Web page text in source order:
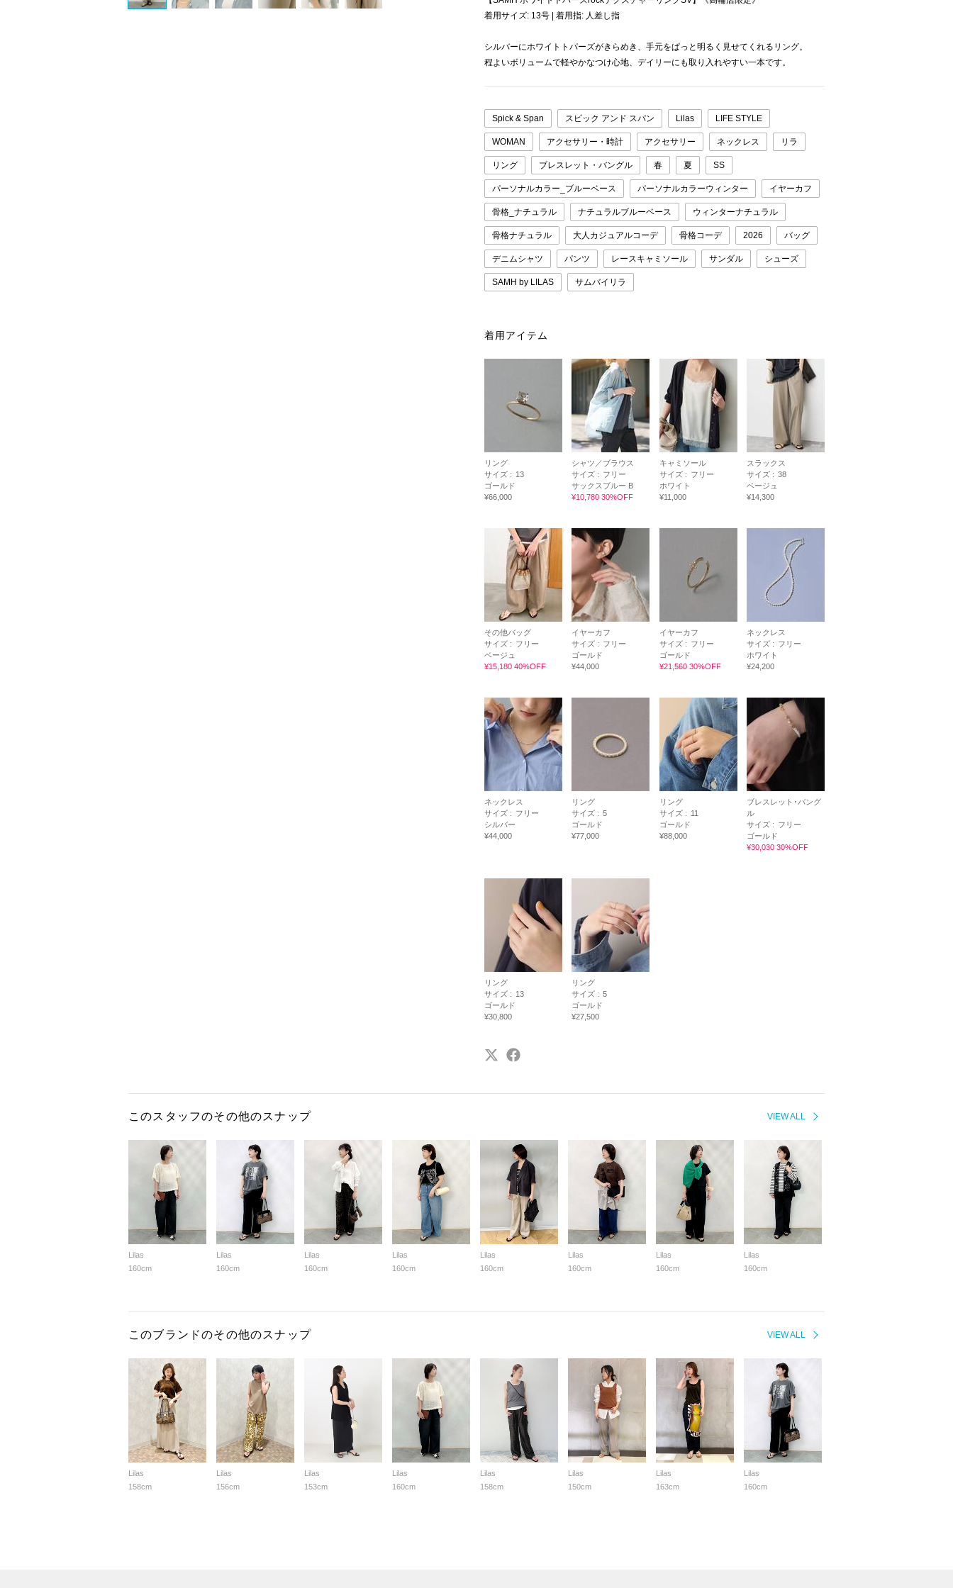
着用サイズ: 13号 | 着用指: 人差し指
シルバーにホワイトトパーズがきらめき、手元をぱっと明るく見せてくれるリング。
程よいボリュームで軽やかなつけ心地、デイリーにも取り入れやすい一本です。
Spick & Span スピック アンド スパン Lilas LIFE STYLE
WOMAN アクセサリー・時計 アクセサリー ネックレス リラ
リング ブレスレット・バングル 春 夏 SS
パーソナルカラー_ブルーベース パーソナルカラーウィンター イヤーカフ
骨格_ナチュラル ナチュラルブルーベース ウィンターナチュラル
骨格ナチュラル 大人カジュアルコーデ 骨格コーデ 2026 バッグ
デニムシャツ パンツ レースキャミソール サンダル シューズ
SAMH by LILAS サムバイリラ
着用アイテム
リング
サイズ : 13
ゴールド
¥66,000
シャツ／ブラウス
サイズ : フリー
サックスブルー B
¥10,780 30%OFF
キャミソール
サイズ : フリー
ホワイト
¥11,000
スラックス
サイズ : 38
ベージュ
¥14,300
その他バッグ
サイズ : フリー
ベージュ
¥15,180 40%OFF
イヤーカフ
サイズ : フリー
ゴールド
¥44,000
イヤーカフ
サイズ : フリー
ゴールド
¥21,560 30%OFF
ネックレス
サイズ : フリー
ホワイト
¥24,200
ネックレス
サイズ : フリー
シルバー
¥44,000
リング
サイズ : 5
ゴールド
¥77,000
リング
サイズ : 11
ゴールド
¥88,000
ブレスレット･バング
ル
サイズ : フリー
ゴールド
¥30,030 30%OFF
リング
サイズ : 13
ゴールド
¥30,800
リング
サイズ : 5
ゴールド
¥27,500
VIEW ALL
このスタッフのその他のスナップ
Lilas
160cm
Lilas
160cm
Lilas
160cm
Lilas
160cm
Lilas
160cm
Lilas
160cm
Lilas
160cm
Lilas
160cm
VIEW ALL
このブランドのその他のスナップ
Lilas
158cm
Lilas
156cm
Lilas
153cm
Lilas
160cm
Lilas
158cm
Lilas
150cm
Lilas
163cm
Lilas
160cm